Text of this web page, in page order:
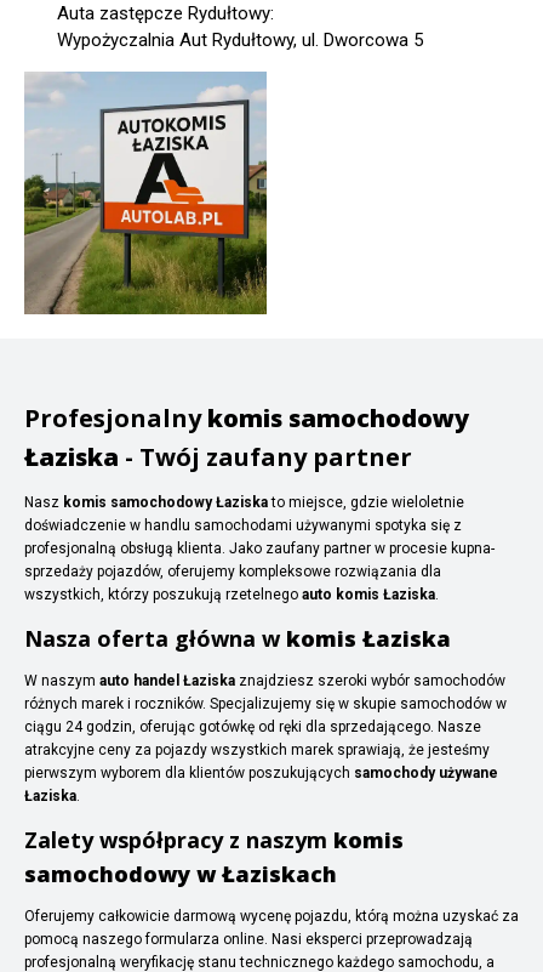
Auta zastępcze Rydułtowy:
Wypożyczalnia Aut Rydułtowy, ul. Dworcowa 5
Profesjonalnykomis samochodowy
Łaziska - Twój zaufany partner
Nasz komis samochodowy Łaziskato miejsce, gdzie wieloletnie
doświadczenie w handlu samochodami używanymi spotyka się z
profesjonalną obsługą klienta. Jako zaufany partner w procesie kupna-
sprzedaży pojazdów, oferujemy kompleksowe rozwiązania dla
wszystkich, którzy poszukują rzetelnego auto komis Łaziska.
Nasza oferta główna w komis Łaziska
W naszym auto handel Łaziska znajdziesz szeroki wybór samochodów
różnych marek i roczników. Specjalizujemy się w skupie samochodów w
ciągu 24 godzin, oferując gotówkę od ręki dla sprzedającego. Nasze
atrakcyjne ceny za pojazdy wszystkich marek sprawiają, że jesteśmy
pierwszym wyborem dla klientów poszukujących samochody używane
Łaziska.
Zalety współpracy z naszym komis
samochodowy w Łaziskach
Oferujemy całkowicie darmową wycenę pojazdu, którą można uzyskać za
pomocą naszego formularza online. Nasi eksperci przeprowadzają
profesjonalną weryfikację stanu technicznego każdego samochodu, a